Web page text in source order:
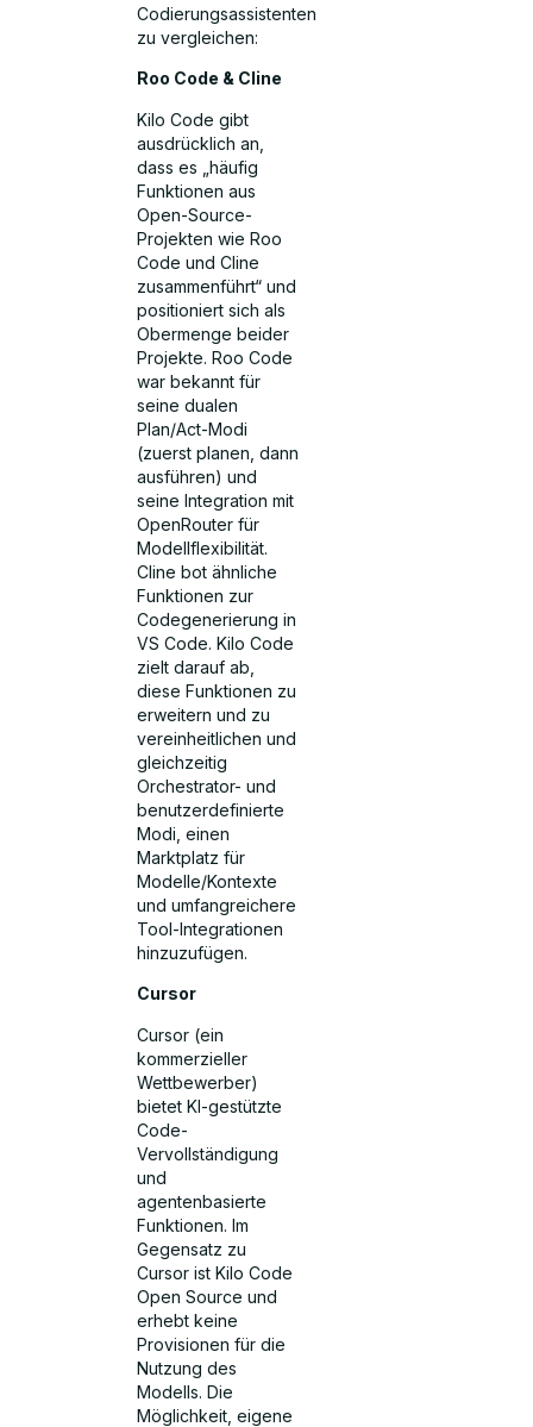
Codierungsassistenten
zu vergleichen:
Roo Code & Cline
Kilo Code gibt
ausdrücklich an,
dass es „häufig
Funktionen aus
Open-Source-
Projekten wie Roo
Code und Cline
zusammenführt“ und
positioniert sich als
Obermenge beider
Projekte. Roo Code
war bekannt für
seine dualen
Plan/Act-Modi
(zuerst planen, dann
ausführen) und
seine Integration mit
OpenRouter für
Modellflexibilität.
Cline bot ähnliche
Funktionen zur
Codegenerierung in
VS Code. Kilo Code
zielt darauf ab,
diese Funktionen zu
erweitern und zu
vereinheitlichen und
gleichzeitig
Orchestrator- und
benutzerdefinierte
Modi, einen
Marktplatz für
Modelle/Kontexte
und umfangreichere
Tool-Integrationen
hinzuzufügen.
Cursor
Cursor (ein
kommerzieller
Wettbewerber)
bietet KI-gestützte
Code-
Vervollständigung
und
agentenbasierte
Funktionen. Im
Gegensatz zu
Cursor ist Kilo Code
Open Source und
erhebt keine
Provisionen für die
Nutzung des
Modells. Die
Möglichkeit, eigene